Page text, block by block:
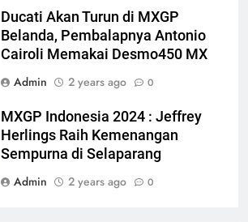
Ducati Akan Turun di MXGP
Belanda, Pembalapnya Antonio
Cairoli Memakai Desmo450 MX
Admin
2 years ago 0
MXGP Indonesia 2024 : Jeffrey
Herlings Raih Kemenangan
Sempurna di Selaparang
Admin
2 years ago 0